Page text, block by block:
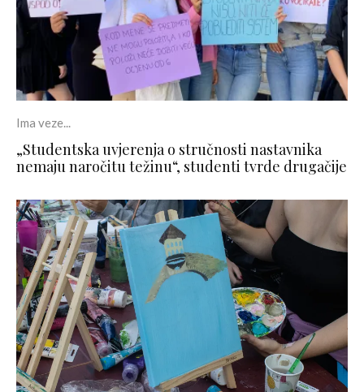
Ima veze...
„Studentska uvjerenja o stručnosti nastavnika
nemaju naročitu težinu“, studenti tvrde drugačije